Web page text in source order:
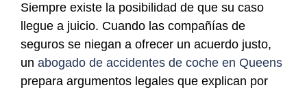
Siempre existe la posibilidad de que su caso
llegue a juicio. Cuando las compañías de
seguros se niegan a ofrecer un acuerdo justo,
un abogado de accidentes de coche en Queens
prepara argumentos legales que explican por